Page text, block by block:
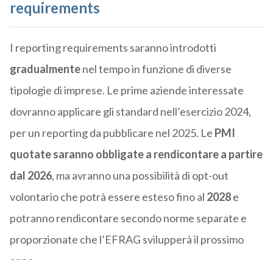
requirements
I reporting requirements saranno introdotti
gradualmentenel tempo in funzione di diverse
tipologie di imprese. Le prime aziende interessate
dovranno applicare gli standard nell’esercizio 2024,
per un reporting da pubblicare nel 2025. Le PMI
quotate saranno obbligate a rendicontare a partire
dal 2026, ma avranno una possibilità di opt-out
volontario che potrà essere esteso fino al 2028e
potranno rendicontare secondo norme separate e
proporzionate che l’EFRAG svilupperà il prossimo